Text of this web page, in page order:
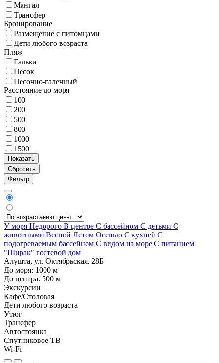
Мангал
Трансфер
Бронирование
Размещение с питомцами
Дети любого возраста
Пляж
Галька
Песок
Песочно-галечный
Расстояние до моря
100
200
500
800
1000
1500
Фильтр
У моря Недорого В центре С бассейном С детьми С
животными Весной Летом Осенью С кухней С
подогреваемым бассейном С видом на море С питанием
"Ширак" гостевой дом
Алушта, ул. Октябрьская, 28Б
До моря: 1000 м
До центра: 500 м
Экскурсии
Кафе/Столовая
Дети любого возраста
Утюг
Трансфер
Автостоянка
Спутниковое ТВ
Wi-Fi